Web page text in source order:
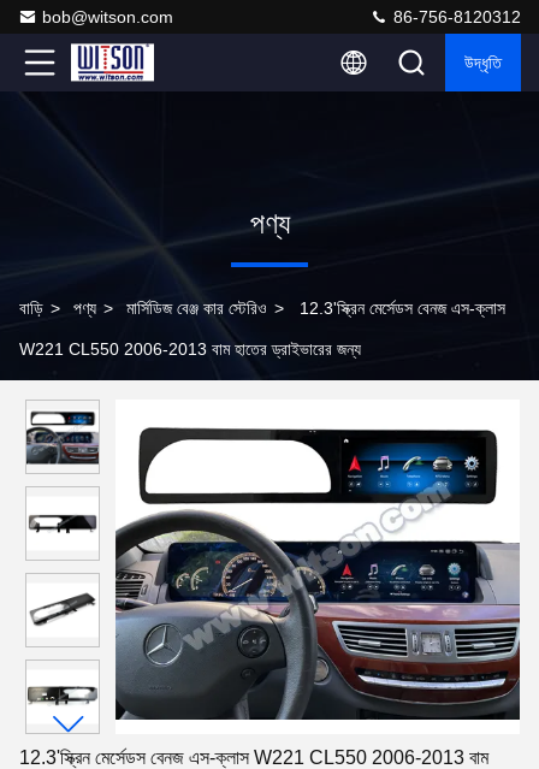
bob@witson.com 86-756-8120312
উদ্ধৃতি
পণ্য
বাড়ি > পণ্য > মার্সিডিজ বেঞ্জ কার স্টেরিও > 12.3'স্ক্রিন মের্সেডস বেনজ এস-ক্লাস
W221 CL550 2006-2013 বাম হাতের ড্রাইভারের জন্য
12.3'স্ক্রিন মের্সেডস বেনজ এস-ক্লাস W221 CL550 2006-2013 বাম